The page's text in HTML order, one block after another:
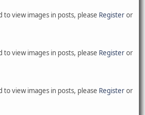
to view images in posts, please Registeror
to view images in posts, please Registeror
to view images in posts, please Registeror